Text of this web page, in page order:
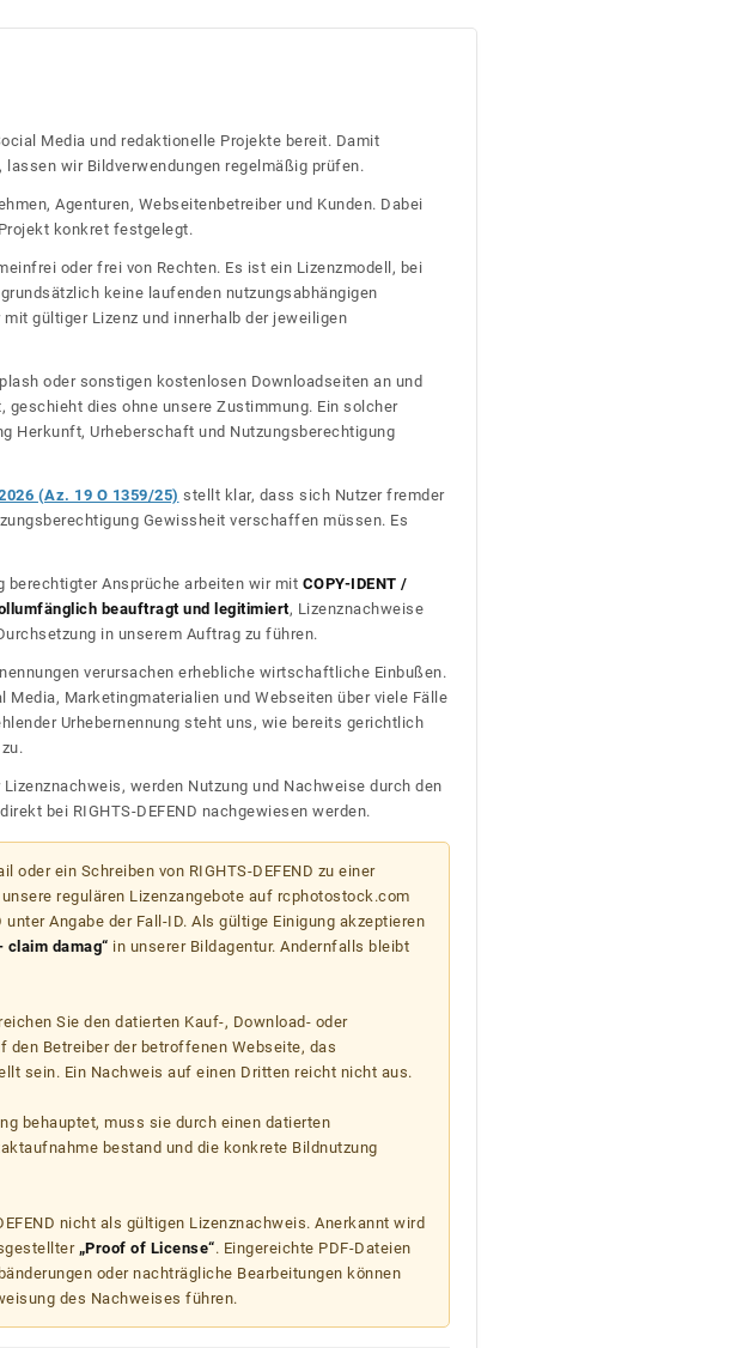
Media und redaktionelle Projekte bereit. Damit
wir Bildverwendungen regelmäßig prüfen.
Agenturen, Webseitenbetreiber und Kunden. Dabei
konkret festgelegt.
oder frei von Rechten. Es ist ein Lizenzmodell, bei
keine laufenden nutzungsabhängigen
gültiger Lizenz und innerhalb der jeweiligen
oder sonstigen kostenlosen Downloadseiten an und
geschieht dies ohne unsere Zustimmung. Ein solcher
Herkunft, Urheberschaft und Nutzungsberechtigung
(Az. 19 O 1359/25) stellt klar, dass sich Nutzer fremder
Gewissheit verschaffen müssen. Es
berechtigter Ansprüche arbeiten wir mit COPY-IDENT /
beauftragt und legitimiert, Lizenznachweise
in unserem Auftrag zu führen.
verursachen erhebliche wirtschaftliche Einbußen.
Marketingmaterialien und Webseiten über viele Fälle
Urhebernennung steht uns, wie bereits gerichtlich
zu.
werden Nutzung und Nachweise durch den
bei RIGHTS-DEFEND nachgewiesen werden.
oder ein Schreiben von RIGHTS-DEFEND zu einer
regulären Lizenzangebote auf rcphotostock.com
Angabe der Fall-ID. Als gültige Einigung akzeptieren
claim damag“ in unserer Bildagentur. Andernfalls bleibt
Sie den datierten Kauf-, Download- oder
den Betreiber der betroffenen Webseite, das
sein. Ein Nachweis auf einen Dritten reicht nicht aus.
behauptet, muss sie durch einen datierten
bestand und die konkrete Bildnutzung
nicht als gültigen Lizenznachweis. Anerkannt wird
„Proof of License“. Eingereichte PDF-Dateien
oder nachträgliche Bearbeitungen können
des Nachweises führen.